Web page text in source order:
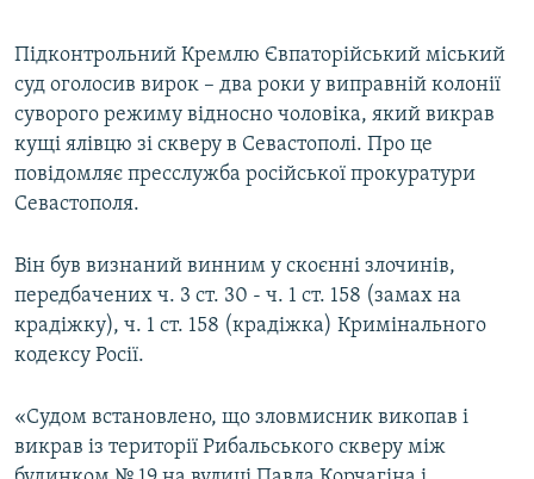
Усі сайти RFE/RL
Підконтрольний Кремлю Євпаторійський міський
суд оголосив вирок – два роки у виправній колонії
суворого режиму відносно чоловіка, який викрав
кущі ялівцю зі скверу в Севастополі. Про це
повідомляє пресслужба російської прокуратури
Севастополя.
Він був визнаний винним у скоєнні злочинів,
передбачених ч. 3 ст. 30 - ч. 1 ст. 158 (замах на
крадіжку), ч. 1 ст. 158 (крадіжка) Кримінального
кодексу Росії.
«Судом встановлено, що зловмисник викопав і
викрав із території Рибальського скверу між